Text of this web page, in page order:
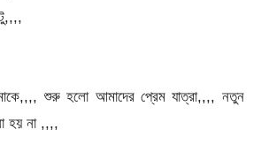
শুরু হলো আমাদের প্রেম যাত্রা,,,, নতুন
হয় না ,,,,